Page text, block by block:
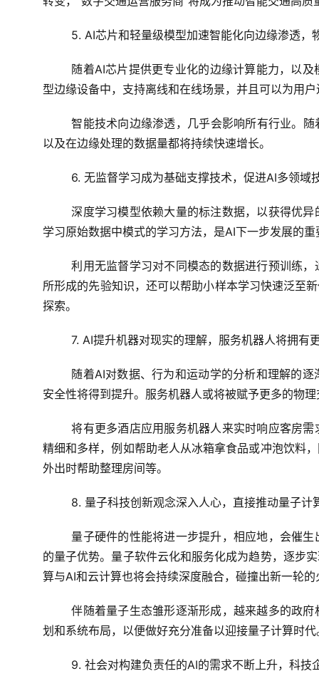
5. AI芯片和轻量级模型加速智能化向边缘渗透，
随着AI芯片提供更专业化的边缘计算能力，以
型边缘设备中，支持离线和在线场景，并且可以为用
智能技术向边缘渗透，几乎会影响所有行业。
以及在边缘处理的数据量都将持续快速增长。
6. 无监督学习成为基础支撑技术，促进AI多领域
深度学习模型依赖大量的标注数据，以获得优
学习原始数据中模式的学习方法，是AI下一步发展的
利用无监督学习对不同模态的数据进行预训练
所形成的先验知识，还可以帮助小样本学习快速泛至
探索。
7. AI提升机器对现实的理解，服务机器人将拥有
随着AI对数据、行为和运动学的分析和理解的
安全性将得到提升。服务机器人或将被赋予更多的物
将有更多酒店应用服务机器人来实时响应客房
精细和多样，例如帮助老人从冰箱拿食品或冲泡饮料
外出时帮助整理房间等。
8. 量子科技创新观念深入人心，直接推动量子计
量子硬件的性能将进一步提升，相应地，会催
的量子优势。量子软件云化和服务化成为趋势，逐步
算与AI和云计算也将会持续深度融合，碰撞出新一轮的
伴随着量子生态雏形逐渐形成，越来越多的政
划和系统布局，以便做好充分准备以迎接量子计算时代
9. 社会对构建负责任的AI的需求不断上升，科技